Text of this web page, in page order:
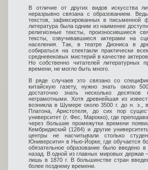
В отличие от других видов искусства
неразрывно связана с образованием.
текстов, зафиксированных в письменной
литература была одним из наименее
религиозные тексты, произносившиеся
тексты, озвучивавшиеся актерами на
населения. Так, в театре Диониса в
собираться на спектакли практически
средневековых мистерий в качестве
Но собственно читателей литературных
времени, не могло быть много.
В ряде случаев это связано со
китайскую газету, нужно знать около
достаточно знать несколько
неграмотными. Хотя древнейшая из
возникла в Шумере около 3500 г. до н. э.,
Платона, Аристотеля, до сих пор
университет (г. Фес, Марокко), где
через большие промежутки времени
Кембриджский (1284) и другие
центры не насчитывали столько
Юниверсити» в Нью-Йорке, где обучается
обязательное образование было
назад. В одной из главных мировых
лишь в 1870 г. В большинстве стран
более позднему времени.